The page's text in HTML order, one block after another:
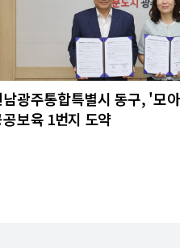
남광주통합특별시 동구, '모
보육 1번지 도약